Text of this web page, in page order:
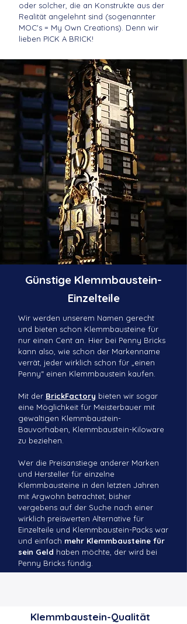
oder solcher, die an Konstrukte aus der
Realität angelehnt sind (sogenannter
MOC's = My Own Creations). Denn wir
lieben PICK A BRICK!
Günstige Klemmbaustein-
Einzelteile
Wir werden unserem Namen gerecht
und bieten schon Klemmbausteine für
nur einen Cent an. Hier bei Penny Bricks
kann also, wie schon der Markenname
verrät, jeder wirklich schon für „einen
Penny“ einen Klemmbaustein kaufen.
Mit der BrickFactory bieten wir sogar
eine Möglichkeit für Meisterbauer mit
gewaltigen Klemmbaustein-
Bauvorhaben, Klemmbaustein-Kiloware
zu beziehen.
Wer die Preisanstiege anderer Marken
und Hersteller für einzelne
Klemmbausteine in den letzten Jahren
mit Argwohn betrachtet, bisher
vergebens auf der Suche nach einer
wirklich preiswerten Alternative für
Einzelteile und Klemmbaustein-Packs war
und einfach mehr Klemmbausteine für
sein Geld haben möchte, der wird bei
Penny Bricks fündig.
Klemmbaustein-Qualität